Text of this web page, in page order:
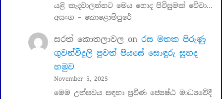
යළි කැදවාලන්නට මෙය හොද පිවිසුමක් වේවා…
අසංග – කොළොම්පුරේ
සරත් කොතලාවල on රස මතක පිරුණු
ගුවන්විදුලි පුවත් පියසේ සොඳුරු සුහද
හමුව
November 5, 2025
මෙම උත්සවය සඳහා ප්‍රවීණ ජ්‍යෙෂ්ඨ මාධ්‍යවේදී